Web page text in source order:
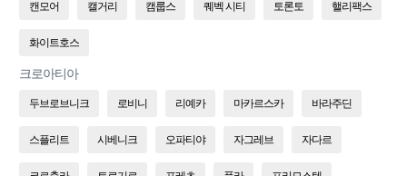
캔모어 캘거리 캠룹스 퀘벡 시티 토론토 핼리팩스
화이트호스
크로아티아
두브로브니크 로비니 리예카 마카르스카 바라주딘
스플리트 시베니크 오파티야 자그레브 자다르